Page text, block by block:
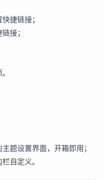
捷链接；
接；
题设置界面，开箱即用；
自定义。